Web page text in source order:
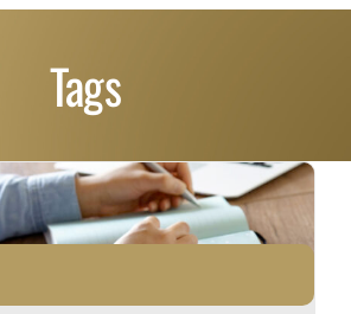
Opleidingen
Agenda
Over Ons
Kennisbank
Tags